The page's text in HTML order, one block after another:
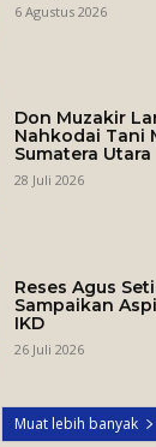
6 Agustus 2026
Don Muzakir
Nahkodai Tani
Sumatera Utara
28 Juli 2026
Reses Agus
Sampaikan
IKD
26 Juli 2026
Muat lebih banyak